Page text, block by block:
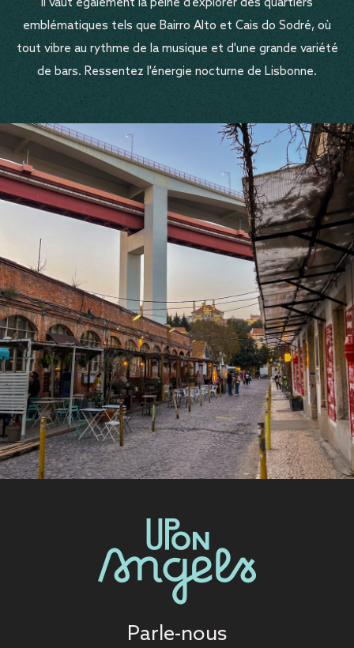
il vaut également la peine d'explorer des quartiers
emblématiques tels que Bairro Alto et Cais do Sodré, où
tout vibre au rythme de la musique et d'une grande variété
de bars. Ressentez l'énergie nocturne de Lisbonne.
Parle-nous